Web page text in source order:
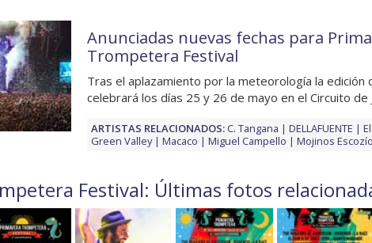
Anunciadas nuevas fechas para
Trompetera Festival
Tras el aplazamiento por la meteorología la edición
celebrará los días 25 y 26 de mayo en el Circuito de
ARTISTAS RELACIONADOS:C. Tangana DELLAFUENTE
Green Valley
Macaco Miguel Campello Mojinos
Festival: Últimas fotos